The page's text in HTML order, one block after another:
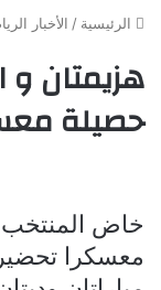
الرئيسية / الأخبار
حصيلة
معسكرا